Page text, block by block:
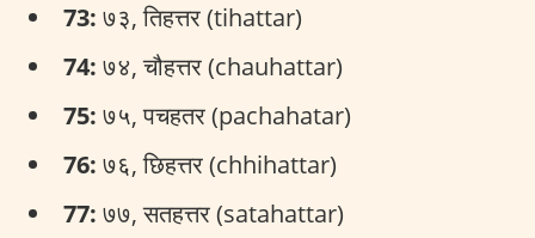
73: ७३, तिहत्तर (tihattar)
74: ७४, चौहत्तर (chauhattar)
75: ७५, पचहतर (pachahatar)
76: ७६, छिहत्तर (chhihattar)
77: ७७, सतहत्तर (satahattar)